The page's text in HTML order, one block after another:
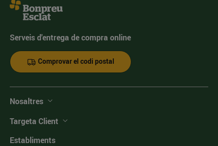
Serveis d'entrega de compra online
Comprovar el codi postal
Nosaltres
Targeta Client
Establiments